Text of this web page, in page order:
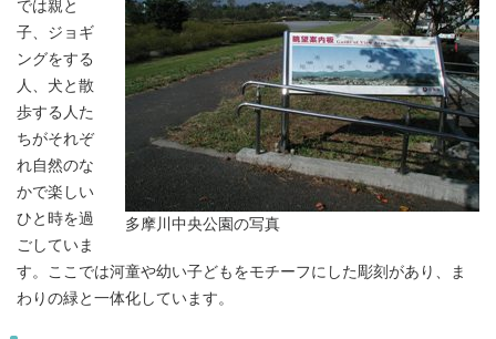
多摩川中央公園の写真
では親と
子、ジョギ
ングをする
人、犬と散
歩する人た
ちがそれぞ
れ自然のな
かで楽しい
ひと時を過
ごしていま
す。ここでは河童や幼い子どもをモチーフにした彫刻があり、ま
わりの緑と一体化しています。